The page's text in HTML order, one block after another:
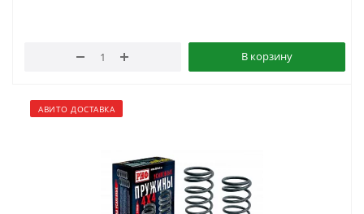
В корзину
АВИТО ДОСТАВКА